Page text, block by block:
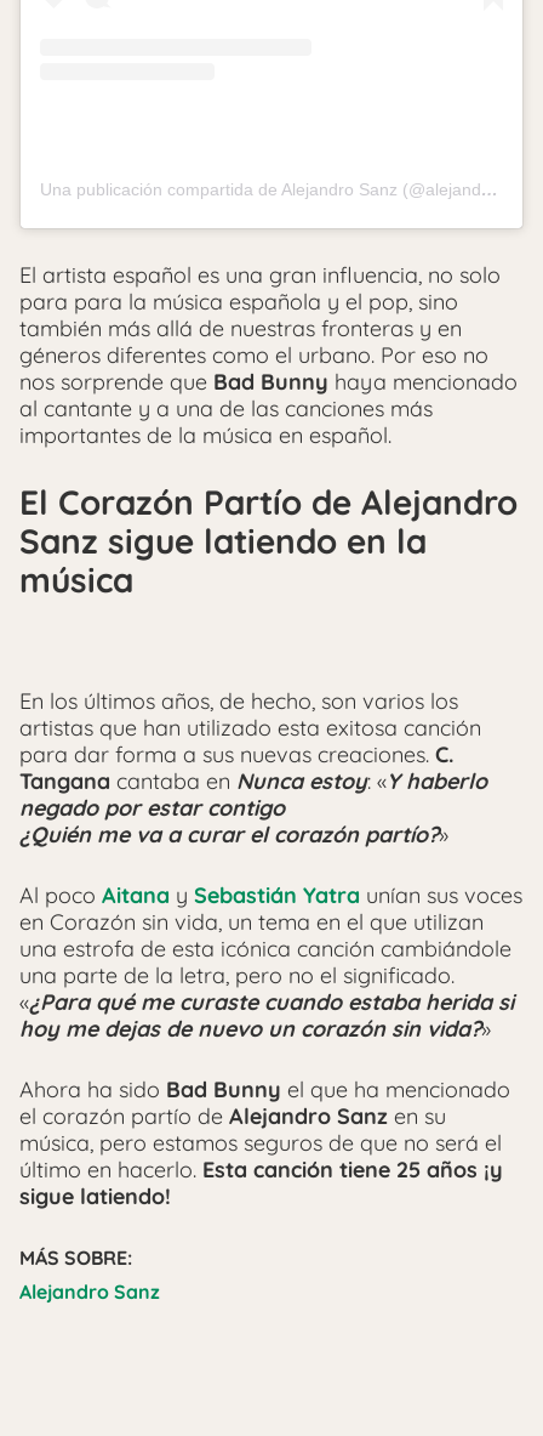
Una publicación compartida de Alejandro Sanz (@alejandrosanz)
El artista español es una gran influencia, no solo
para para la música española y el pop, sino
también más allá de nuestras fronteras y en
géneros diferentes como el urbano. Por eso no
nos sorprende que Bad Bunny haya mencionado
al cantante y a una de las canciones más
importantes de la música en español.
El Corazón Partío de Alejandro
Sanz sigue latiendo en la
música
En los últimos años, de hecho, son varios los
artistas que han utilizado esta exitosa canción
para dar forma a sus nuevas creaciones. C.
Tangana cantaba en Nunca estoy: «Y haberlo
negado por estar contigo
¿Quién me va a curar el corazón partío?»
Al poco Aitana y Sebastián Yatra unían sus voces
en Corazón sin vida, un tema en el que utilizan
una estrofa de esta icónica canción cambiándole
una parte de la letra, pero no el significado.
«¿Para qué me curaste cuando estaba herida si
hoy me dejas de nuevo un corazón sin vida?»
Ahora ha sido Bad Bunny el que ha mencionado
el corazón partío de Alejandro Sanz en su
música, pero estamos seguros de que no será el
último en hacerlo. Esta canción tiene 25 años ¡y
sigue latiendo!
MÁS SOBRE:
Alejandro Sanz